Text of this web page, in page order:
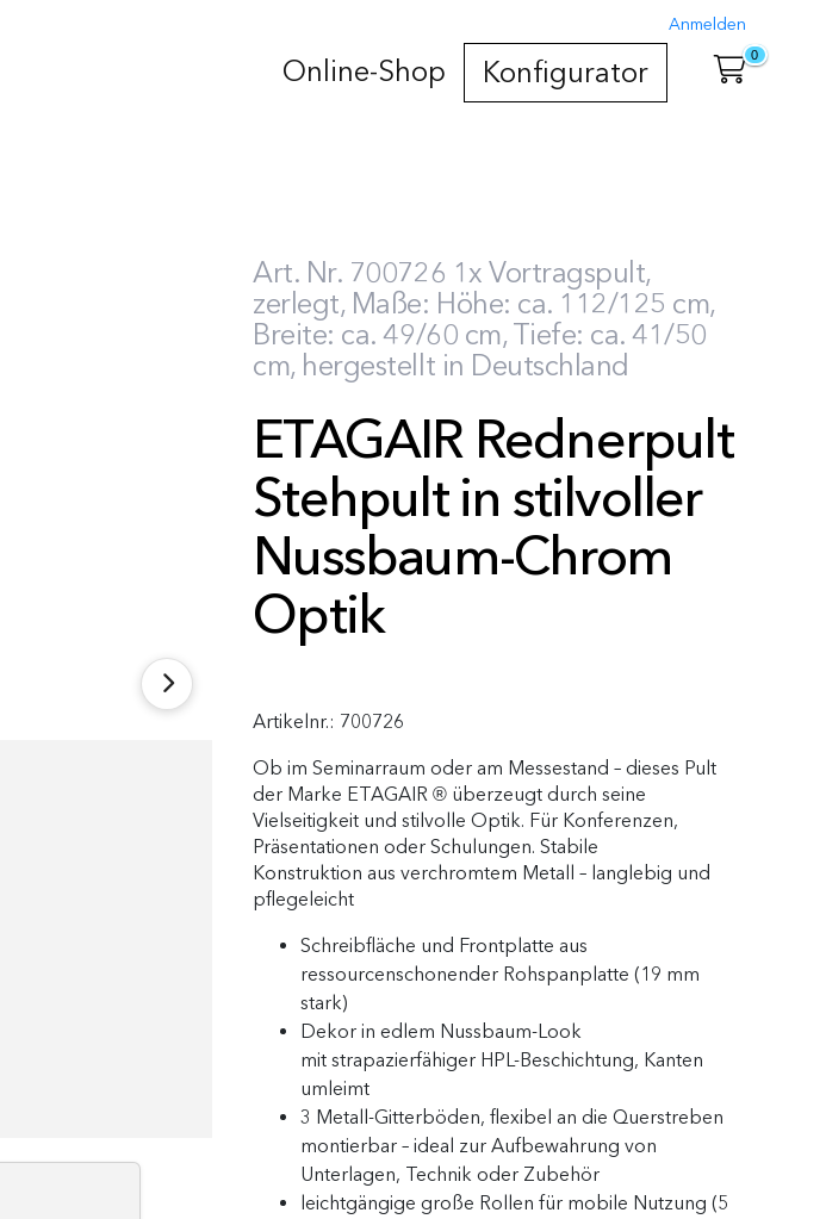
Anmelden
0
Online-Shop Konfigurator
Art. Nr. 700726 1x Vortragspult,
zerlegt, Maße: Höhe: ca. 112/125 cm,
Breite: ca. 49/60 cm, Tiefe: ca. 41/50
cm, hergestellt in Deutschland
ETAGAIR Rednerpult
Stehpult in stilvoller
Nussbaum-Chrom
Optik
Artikelnr.: 700726
Ob im Seminarraum oder am Messestand – dieses Pult
der Marke ETAGAIR ® überzeugt durch seine
Vielseitigkeit und stilvolle Optik. Für Konferenzen,
Präsentationen oder Schulungen. Stabile
Konstruktion aus verchromtem Metall – langlebig und
pflegeleicht
Schreibfläche und Frontplatte aus
ressourcenschonender Rohspanplatte (19 mm
stark)
Dekor in edlem Nussbaum-Look
mit strapazierfähiger HPL-Beschichtung, Kanten
umleimt
3 Metall-Gitterböden, flexibel an die Querstreben
montierbar – ideal zur Aufbewahrung von
Unterlagen, Technik oder Zubehör
leichtgängige große Rollen für mobile Nutzung (5